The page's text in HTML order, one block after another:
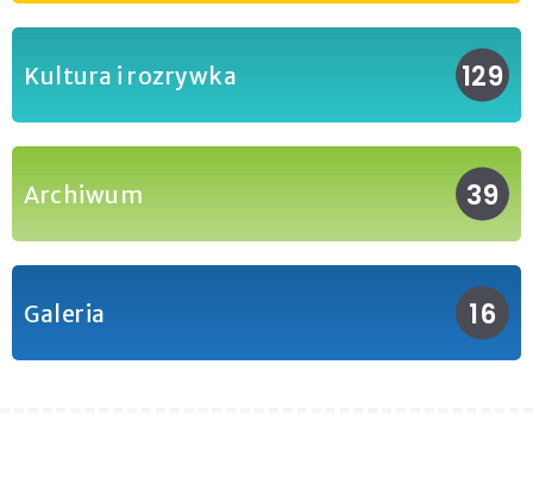
Kultura i rozrywka 129
Archiwum 39
Galeria 16